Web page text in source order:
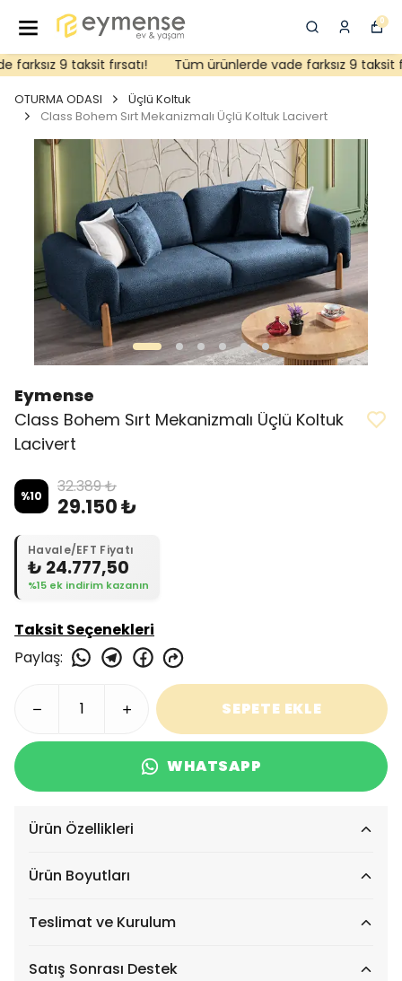
0
9 taksit fırsatı! Tüm ürünlerde vade farksız 9 taksit
OTURMA ODASI
Üçlü Koltuk
Class Bohem Sırt Mekanizmalı Üçlü Koltuk Lacivert
Eymense
Class Bohem Sırt Mekanizmalı Üçlü Koltuk
Lacivert
%10 32.389 ₺
29.150 ₺
Havale/EFT Fiyatı
₺ 24.777,50
%15 ek indirim kazanın
Taksit Seçenekleri
Paylaş:
SEPETE EKLE
WHATSAPP
Ürün Özellikleri
Ürün Boyutları
Teslimat ve Kurulum
Satış Sonrası Destek